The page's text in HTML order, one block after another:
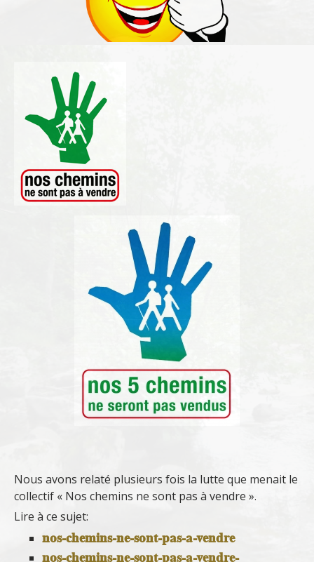
Nous avons relaté plusieurs fois la lutte que menait le
collectif « Nos chemins ne sont pas à vendre ».
Lire à ce sujet:
nos-chemins-ne-sont-pas-a-vendre
nos-chemins-ne-sont-pas-a-vendre-